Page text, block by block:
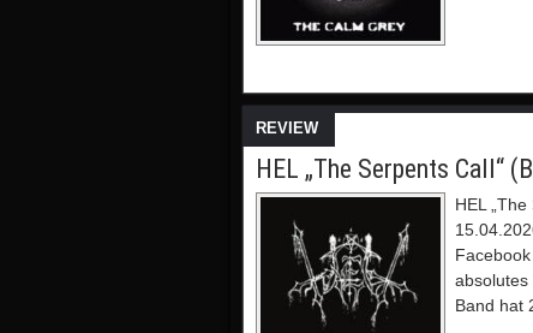
REVIEW
HEL „The Serpents Call“
HEL
absolutes
Band hat